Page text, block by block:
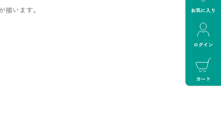
お気に入り
ログイン
カート
います。